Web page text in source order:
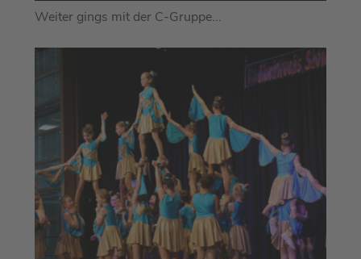
Weiter gings mit der C-Gruppe...